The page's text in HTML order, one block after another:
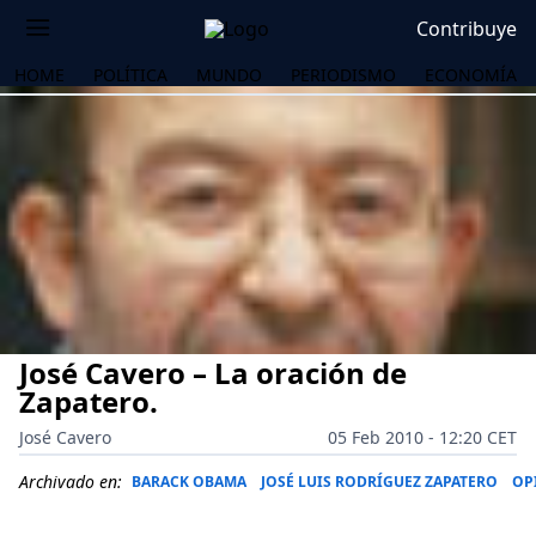
Contribuye
HOME POLÍTICA MUNDO PERIODISMO ECONOMÍA
José Cavero – La oración de
Zapatero.
José Cavero
05 Feb 2010 - 12:20 CET
Archivado en: BARACK OBAMA JOSÉ LUIS RODRÍGUEZ ZAPATERO